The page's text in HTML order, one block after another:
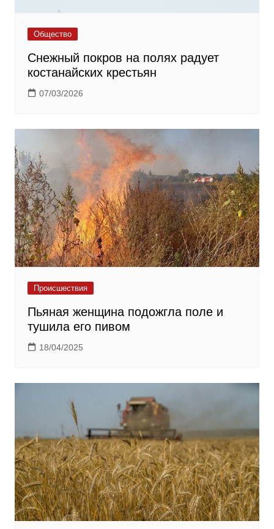
Общество
Снежный покров на полях радует
костанайских крестьян
07/03/2026
Происшествия
Пьяная женщина подожгла поле и
тушила его пивом
18/04/2025